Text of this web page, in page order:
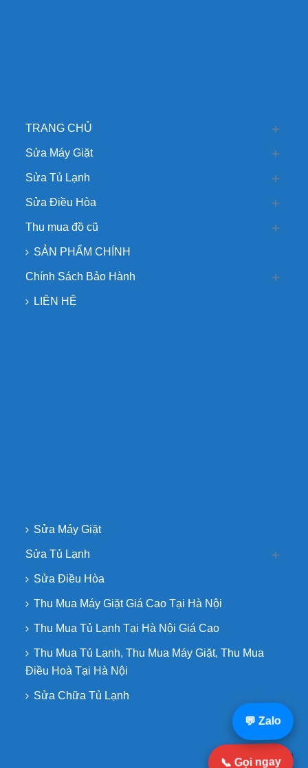
TRANG CHỦ
Sửa Máy Giặt
Sửa Tủ Lạnh
Sửa Điều Hòa
Thu mua đồ cũ
SẢN PHẨM CHÍNH
Chính Sách Bảo Hành
LIÊN HỆ
Sửa Máy Giặt
Sửa Tủ Lạnh
Sửa Điều Hòa
Thu Mua Máy Giặt Giá Cao Tại Hà Nội
Thu Mua Tủ Lạnh Tại Hà Nội Giá Cao
Thu Mua Tủ Lạnh, Thu Mua Máy Giặt, Thu Mua
Điều Hoà Tại Hà Nội
Sửa Chữa Tủ Lạnh
📞 Gọi ngay
💬 Zalo